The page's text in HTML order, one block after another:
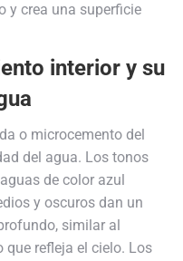
y crea una superficie
interior y su
o microcemento del
del agua. Los tonos
de color azul
y oscuros dan un
similar al
que refleja el cielo. Los